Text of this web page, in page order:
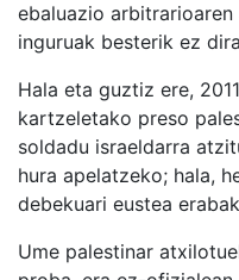
ebaluazio
inguruak besterik ez
Hala eta guztiz ere,
kartzeletako preso
soldadu israeldarra
hura apelatzeko; hala,
debekuari eustea
Ume palestinar